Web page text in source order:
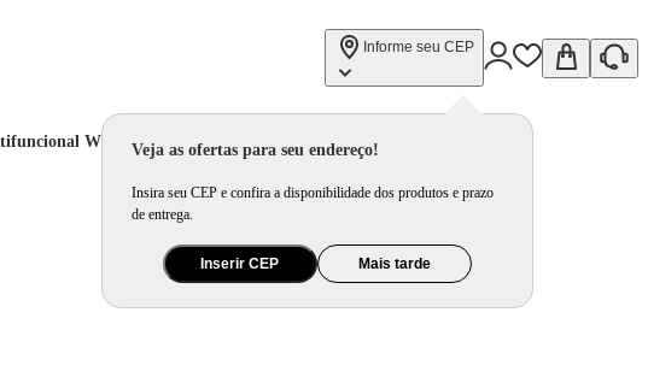
Informe seu CEP
Veja as ofertas para seu endereço!
Insira seu CEP e confira a disponibilidade dos produtos e prazo
de entrega.
Inserir CEP Mais tarde
Wireless